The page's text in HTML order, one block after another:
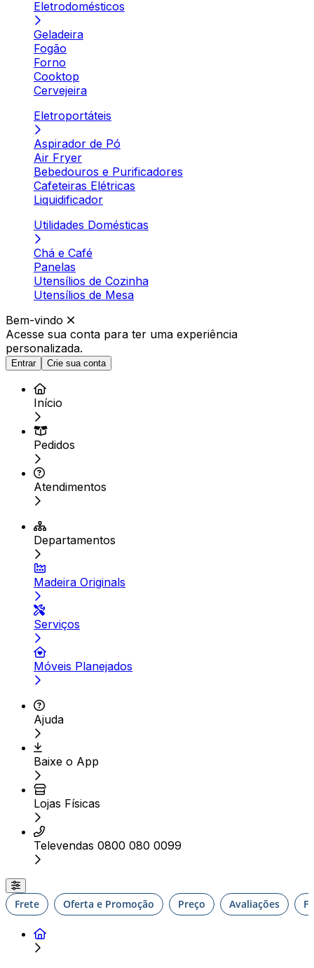
Eletrodomésticos
Geladeira
Fogão
Forno
Cooktop
Cervejeira
Eletroportáteis
Aspirador de Pó
Air Fryer
Bebedouros e Purificadores
Cafeteiras Elétricas
Liquidificador
Utilidades Domésticas
Chá e Café
Panelas
Utensílios de Cozinha
Utensílios de Mesa
Bem-vindo
Acesse sua conta para ter uma experiência
personalizada.
Entrar Crie sua conta
Início
Pedidos
Atendimentos
Departamentos
Madeira Originals
Serviços
Móveis Planejados
Ajuda
Baixe o App
Lojas Físicas
Televendas 0800 080 0099
Frete Oferta e Promoção Preço Avaliações